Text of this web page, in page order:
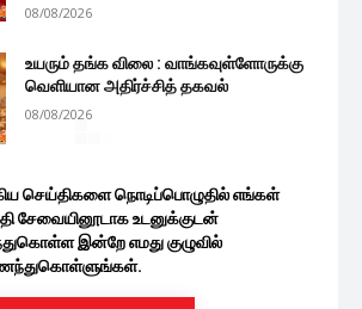
08/08/2026
உயரும் தங்க விலை : வாங்கவுள்ளோருக்கு
வெளியான அதிர்ச்சித் தகவல்
08/08/2026
செய்திகளை நொடிப்பொழுதில் எங்கள்
சேவையினூடாக உடனுக்குடன்
இன்றே எமது குழுவில்